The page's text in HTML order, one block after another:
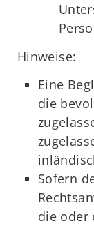
Hinweise:
Eine
die
Sofern
die oder